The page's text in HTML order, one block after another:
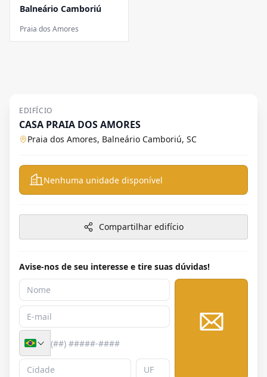
Balneário Camboriú
Praia dos Amores
EDIFÍCIO
CASA PRAIA DOS AMORES
Praia dos Amores, Balneário Camboriú, SC
Nenhuma unidade disponível
Compartilhar edifício
Avise-nos de seu interesse e tire suas dúvidas!